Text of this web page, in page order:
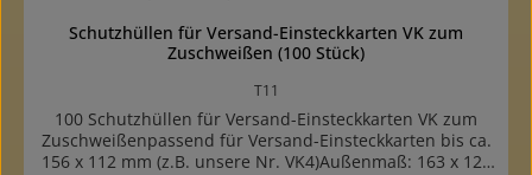
Schutzhüllen für Versand-Einsteckkarten VK zum
Zuschweißen (100 Stück)
T11
100 Schutzhüllen für Versand-Einsteckkarten VK zum
Zuschweißenpassend für Versand-Einsteckkarten bis ca.
156 x 112 mm (z.B. unsere Nr. VK4)Außenmaß: 163 x 120